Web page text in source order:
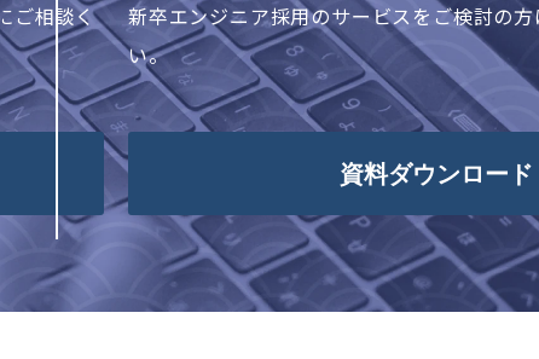
ご相談く
新卒エンジニア採用のサービスをご検討の
い。
資料ダウンロード